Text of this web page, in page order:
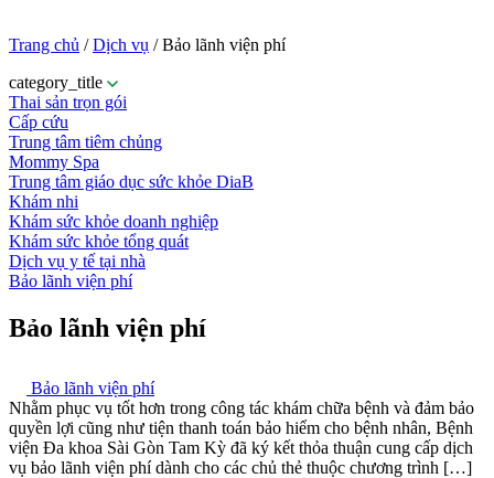
Trang chủ /Dịch vụ /Bảo lãnh viện phí
category_title
Thai sản trọn gói
Cấp cứu
Trung tâm tiêm chủng
Mommy Spa
Trung tâm giáo dục sức khỏe DiaB
Khám nhi
Khám sức khỏe doanh nghiệp
Khám sức khỏe tổng quát
Dịch vụ y tế tại nhà
Bảo lãnh viện phí
Bảo lãnh viện phí
Bảo lãnh viện phí
Nhằm phục vụ tốt hơn trong công tác khám chữa bệnh và đảm bảo
quyền lợi cũng như tiện thanh toán bảo hiểm cho bệnh nhân, Bệnh
viện Đa khoa Sài Gòn Tam Kỳ đã ký kết thỏa thuận cung cấp dịch
vụ bảo lãnh viện phí dành cho các chủ thẻ thuộc chương trình […]